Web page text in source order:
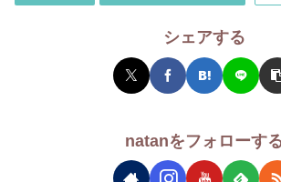
シェアする
natanをフォローす